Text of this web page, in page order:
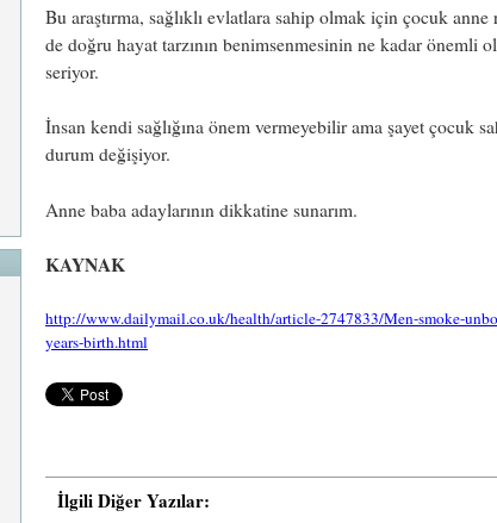
Bu araştırma, sağlıklı evlatlara sahip olmak için çocuk
de doğru hayat tarzının benimsenmesinin ne kadar önemli
seriyor.
İnsan kendi sağlığına önem vermeyebilir ama şayet çocuk
durum değişiyor.
Anne baba adaylarının dikkatine sunarım.
KAYNAK
http://www.dailymail.co.uk/health/article-2747833/Men-smoke-
years-birth.html
İlgili Diğer Yazılar: